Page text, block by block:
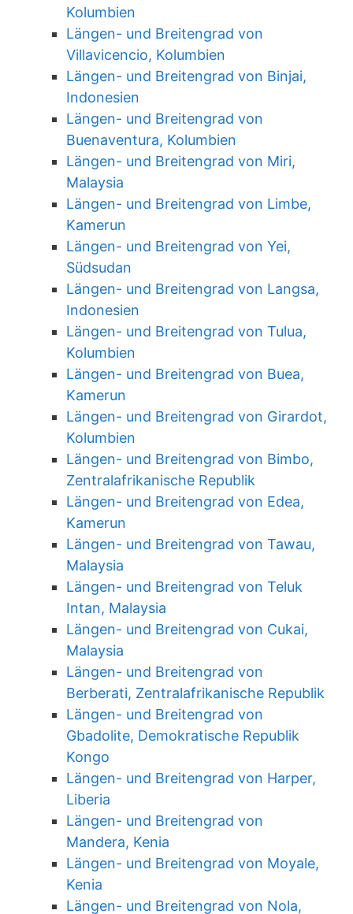
Kolumbien
Längen- und Breitengrad von
Villavicencio, Kolumbien
Längen- und Breitengrad von Binjai,
Indonesien
Längen- und Breitengrad von
Buenaventura, Kolumbien
Längen- und Breitengrad von Miri,
Malaysia
Längen- und Breitengrad von Limbe,
Kamerun
Längen- und Breitengrad von Yei,
Südsudan
Längen- und Breitengrad von Langsa,
Indonesien
Längen- und Breitengrad von Tulua,
Kolumbien
Längen- und Breitengrad von Buea,
Kamerun
Längen- und Breitengrad von Girardot,
Kolumbien
Längen- und Breitengrad von Bimbo,
Zentralafrikanische Republik
Längen- und Breitengrad von Edea,
Kamerun
Längen- und Breitengrad von Tawau,
Malaysia
Längen- und Breitengrad von Teluk
Intan, Malaysia
Längen- und Breitengrad von Cukai,
Malaysia
Längen- und Breitengrad von
Berberati, Zentralafrikanische Republik
Längen- und Breitengrad von
Gbadolite, Demokratische Republik
Kongo
Längen- und Breitengrad von Harper,
Liberia
Längen- und Breitengrad von
Mandera, Kenia
Längen- und Breitengrad von Moyale,
Kenia
Längen- und Breitengrad von Nola,